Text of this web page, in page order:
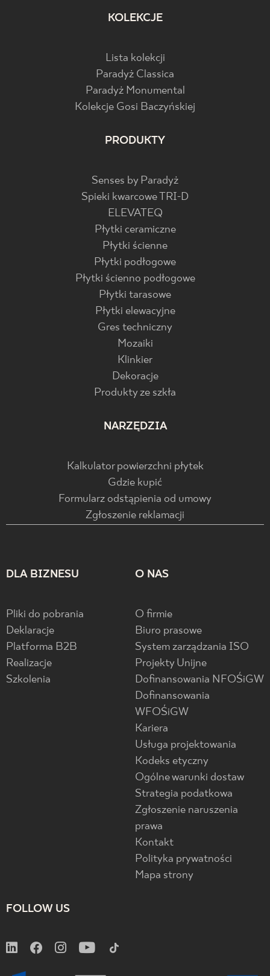
KOLEKCJE
Lista kolekcji
Paradyż Classica
Paradyż Monumental
Kolekcje Gosi Baczyńskiej
PRODUKTY
Senses by Paradyż
Spieki kwarcowe TRI-D
ELEVATEQ
Płytki ceramiczne
Płytki ścienne
Płytki podłogowe
Płytki ścienno podłogowe
Płytki tarasowe
Płytki elewacyjne
Gres techniczny
Mozaiki
Klinkier
Dekoracje
Produkty ze szkła
NARZĘDZIA
Kalkulator powierzchni płytek
Gdzie kupić
Formularz odstąpienia od umowy
Zgłoszenie reklamacji
DLA BIZNESU
Pliki do pobrania
Deklaracje
Platforma B2B
Realizacje
Szkolenia
O NAS
O firmie
Biuro prasowe
System zarządzania ISO
Projekty Unijne
Dofinansowania NFOŚiGW
Dofinansowania
WFOŚiGW
Kariera
Usługa projektowania
Kodeks etyczny
Ogólne warunki dostaw
Strategia podatkowa
Zgłoszenie naruszenia
prawa
Kontakt
Polityka prywatności
Mapa strony
FOLLOW US